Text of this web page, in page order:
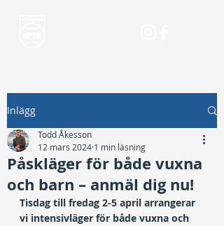
Inlägg
Påskläger för både vuxna
och barn – anmäl dig nu!
Todd Åkesson
12 mars 2024 1 min läsning
Tisdag till fredag 2-5 april arrangerar
vi intensivläger för både vuxna och